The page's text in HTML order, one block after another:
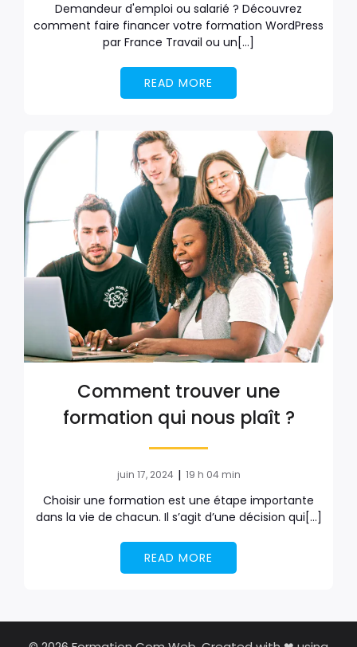
Demandeur d'emploi ou salarié ? Découvrez
comment faire financer votre formation WordPress
par France Travail ou un[…]
READ MORE
Comment trouver une
formation qui nous plaît ?
juin 17, 2024 | 19 h 04 min
Choisir une formation est une étape importante
dans la vie de chacun. Il s’agit d’une décision qui[…]
READ MORE